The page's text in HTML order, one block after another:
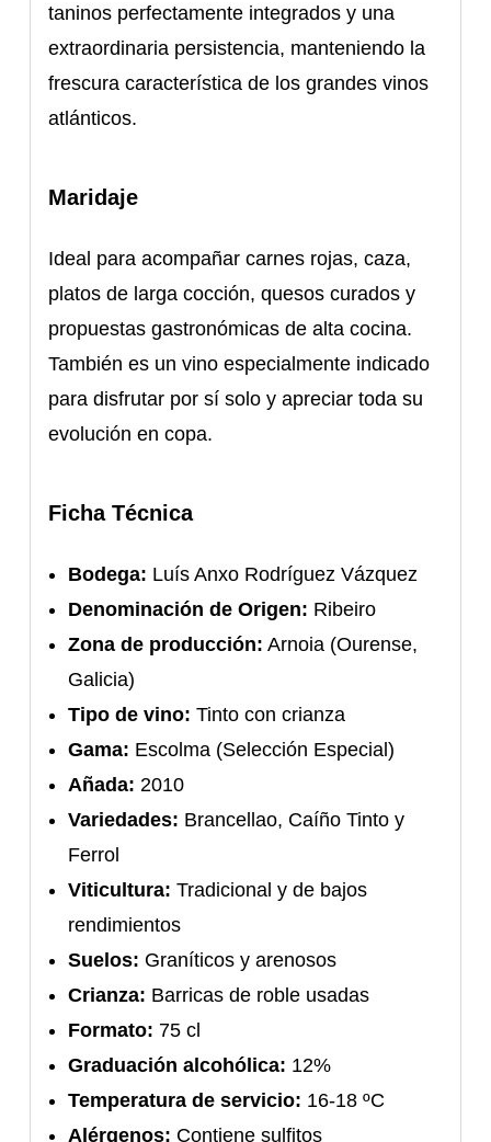
taninos perfectamente integrados y una
extraordinaria persistencia, manteniendo la
frescura característica de los grandes vinos
atlánticos.
Maridaje
Ideal para acompañar carnes rojas, caza,
platos de larga cocción, quesos curados y
propuestas gastronómicas de alta cocina.
También es un vino especialmente indicado
para disfrutar por sí solo y apreciar toda su
evolución en copa.
Ficha Técnica
Bodega: Luís Anxo Rodríguez Vázquez
Denominación de Origen: Ribeiro
Zona de producción: Arnoia (Ourense,
Galicia)
Tipo de vino: Tinto con crianza
Gama: Escolma (Selección Especial)
Añada: 2010
Variedades: Brancellao, Caíño Tinto y
Ferrol
Viticultura: Tradicional y de bajos
rendimientos
Suelos: Graníticos y arenosos
Crianza: Barricas de roble usadas
Formato: 75 cl
Graduación alcohólica: 12%
Temperatura de servicio: 16-18 ºC
Alérgenos: Contiene sulfitos